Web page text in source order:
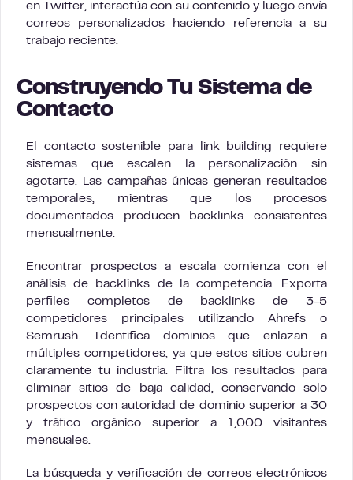
en Twitter, interactúa con su contenido y luego envía
correos personalizados haciendo referencia a su
trabajo reciente.
Construyendo Tu Sistema de
Contacto
El contacto sostenible para link building requiere
sistemas que escalen la personalización sin
agotarte. Las campañas únicas generan resultados
temporales, mientras que los procesos
documentados producen backlinks consistentes
mensualmente.
Encontrar prospectos a escala comienza con el
análisis de backlinks de la competencia. Exporta
perfiles completos de backlinks de 3-5
competidores principales utilizando Ahrefs o
Semrush. Identifica dominios que enlazan a
múltiples competidores, ya que estos sitios cubren
claramente tu industria. Filtra los resultados para
eliminar sitios de baja calidad, conservando solo
prospectos con autoridad de dominio superior a 30
y tráfico orgánico superior a 1,000 visitantes
mensuales.
La búsqueda y verificación de correos electrónicos